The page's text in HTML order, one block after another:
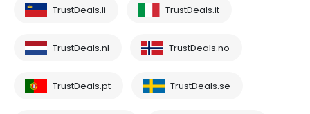
TrustDeals.li TrustDeals.it
TrustDeals.nl TrustDeals.no
TrustDeals.pt TrustDeals.se